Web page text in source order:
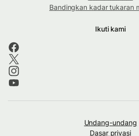
Bandingkan kadar tukaran
Ikuti kami
Undang-undang
Dasar privasi